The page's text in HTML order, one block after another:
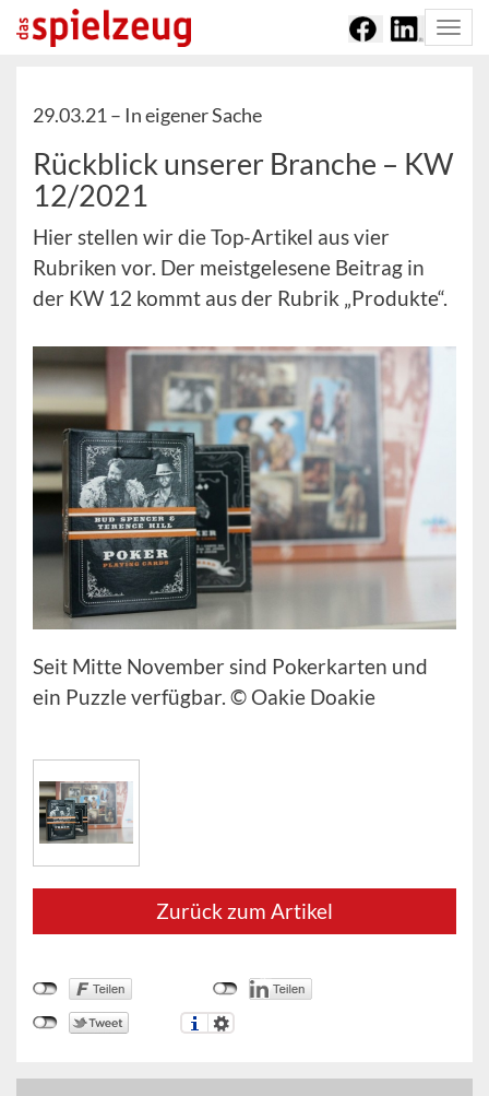
29.03.21 – In eigener Sache
Rückblick unserer Branche – KW
12/2021
Hier stellen wir die Top-Artikel aus vier
Rubriken vor. Der meistgelesene Beitrag in
der KW 12 kommt aus der Rubrik „Produkte“.
Seit Mitte November sind Pokerkarten und
ein Puzzle verfügbar. © Oakie Doakie
Zurück zum Artikel